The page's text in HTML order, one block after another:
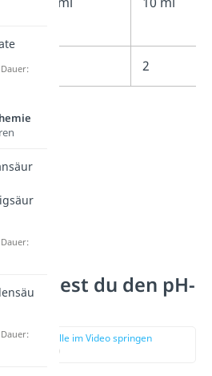
2
du den pH-
zur Stelle im Video springen
(02:10)